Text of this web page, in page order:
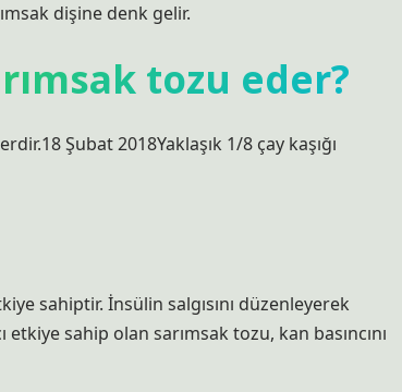
dişine denk gelir.
tozu eder?
Şubat 2018Yaklaşık 1/8 çay kaşığı
sahiptir. İnsülin salgısını düzenleyerek
etkiye sahip olan sarımsak tozu, kan basıncını